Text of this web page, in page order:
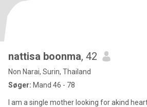
nattisa boonma, 42
Non Narai, Surin, Thailand
Søger: Mand 46 - 78
I am a single mother looking for akind heartted man who is